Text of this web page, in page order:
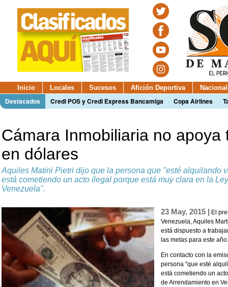
Inicio Locales Sucesos Afición Deportiva
Destacados Credi POS y Credi Express Bancamiga Copa Airlines
Cámara Inmobiliaria no apoya
en dólares
Aquiles Matini Pietri dijo que la persona que "esté alquilando
está cometiendo un acto ilegal porque está muy clara en la
Venezuela".
23 May, 2015 | El
Venezuela, Aquiles
está dispuesto a
las metas para este
En contacto con la
persona "que esté
está cometiendo un
de Arrendamiento en